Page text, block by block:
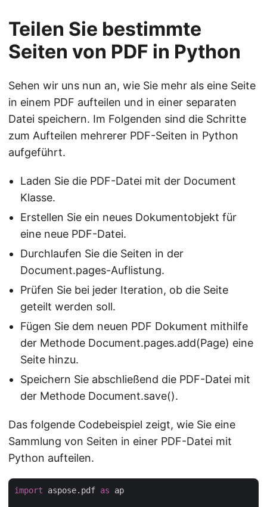
Teilen Sie bestimmte
Seiten von PDF in Python
Sehen wir uns nun an, wie Sie mehr als eine Seite
in einem PDF aufteilen und in einer separaten
Datei speichern. Im Folgenden sind die Schritte
zum Aufteilen mehrerer PDF-Seiten in Python
aufgeführt.
Laden Sie die PDF-Datei mit der Document
Klasse.
Erstellen Sie ein neues Dokumentobjekt für
eine neue PDF-Datei.
Durchlaufen Sie die Seiten in der
Document.pages-Auflistung.
Prüfen Sie bei jeder Iteration, ob die Seite
geteilt werden soll.
Fügen Sie dem neuen PDF Dokument mithilfe
der Methode Document.pages.add(Page) eine
Seite hinzu.
Speichern Sie abschließend die PDF-Datei mit
der Methode Document.save().
Das folgende Codebeispiel zeigt, wie Sie eine
Sammlung von Seiten in einer PDF-Datei mit
Python aufteilen.
import aspose.pdf as ap